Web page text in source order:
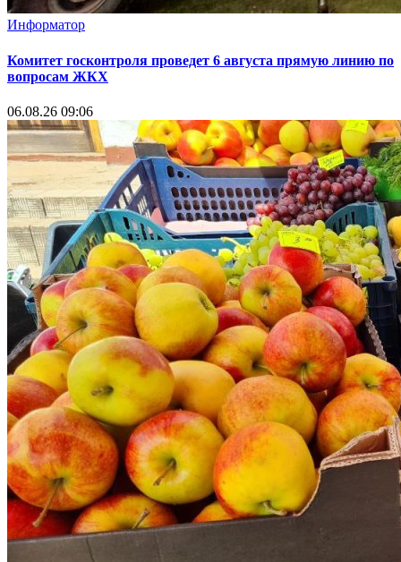
Информатор
Комитет госконтроля проведет 6 августа прямую линию по
вопросам ЖКХ
06.08.26 09:06